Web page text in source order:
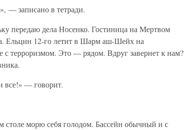
— записано в тетради.
передаю дела Носенко. Гостиница на Мертвом
Ельцин 12-го летит в Шарм аш-Шейх на
терроризмом. Это — рядом. Вдруг завернет к нам?
все!» — говорит.
морю себя голодом. Бассейн обычный и с